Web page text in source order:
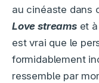
au cinéaste dans
Love streamset à
est vrai que le
formidablement
ressemble par